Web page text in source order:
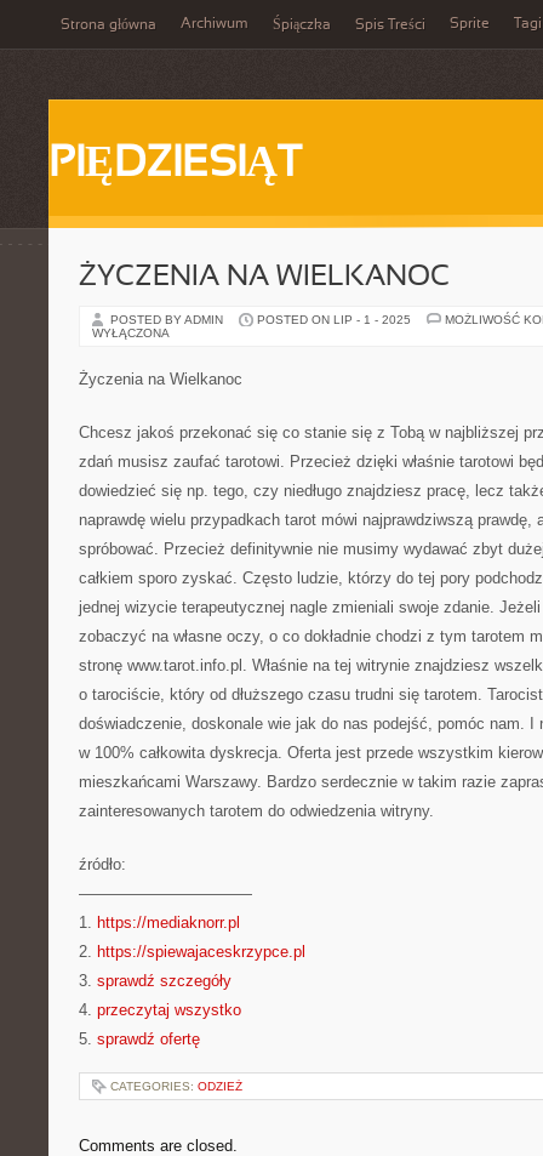
Strona główna Archiwum Śpiączka Spis Treści Sprite Tagi
PIĘDZIESIĄT
ŻYCZENIA NA WIELKANOC
POSTED BY ADMIN POSTED ON LIP - 1 - 2025
MOŻLIWOŚĆ
WYŁĄCZONA
Życzenia na Wielkanoc
Chcesz jakoś przekonać się co stanie się z Tobą w najbliższej
zdań musisz zaufać tarotowi. Przecież dzięki właśnie tarotowi
dowiedzieć się np. tego, czy niedługo znajdziesz pracę, lecz
naprawdę wielu przypadkach tarot mówi najprawdziwszą prawdę,
spróbować. Przecież definitywnie nie musimy wydawać zbyt
całkiem sporo zyskać. Często ludzie, którzy do tej pory
jednej wizycie terapeutycznej nagle zmieniali swoje zdanie.
zobaczyć na własne oczy, o co dokładnie chodzi z tym tarotem
stronę www.tarot.info.pl. Właśnie na tej witrynie znajdziesz
o tarociście, który od dłuższego czasu trudni się tarotem.
doświadczenie, doskonale wie jak do nas podejść, pomóc nam. I
w 100% całkowita dyskrecja. Oferta jest przede wszystkim
mieszkańcami Warszawy. Bardzo serdecznie w takim razie
zainteresowanych tarotem do odwiedzenia witryny.
źródło:
———————————
1. https://mediaknorr.pl
2. https://spiewajaceskrzypce.pl
3. sprawdź szczegóły
4. przeczytaj wszystko
5. sprawdź ofertę
CATEGORIES: ODZIEŻ
Comments are closed.